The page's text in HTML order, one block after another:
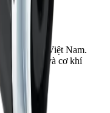
nghiệp tại Việt Nam.
động hóa và cơ khí